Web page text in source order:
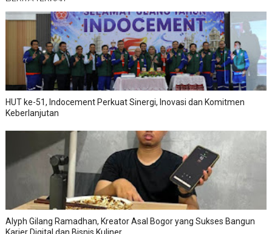
HUT ke-51, Indocement Perkuat Sinergi, Inovasi dan Komitmen
Keberlanjutan
Alyph Gilang Ramadhan, Kreator Asal Bogor yang Sukses Bangun